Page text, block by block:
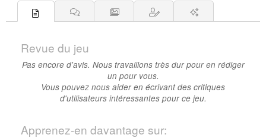
Revue du jeu
Pas encore d'avis. Nous travaillons très dur pour en rédiger
un pour vous.
Vous pouvez nous aider en écrivant des critiques
d'utilisateurs intéressantes pour ce jeu.
Apprenez-en davantage sur: